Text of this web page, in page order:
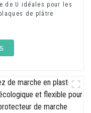
de U idéales pour les
de plâtre